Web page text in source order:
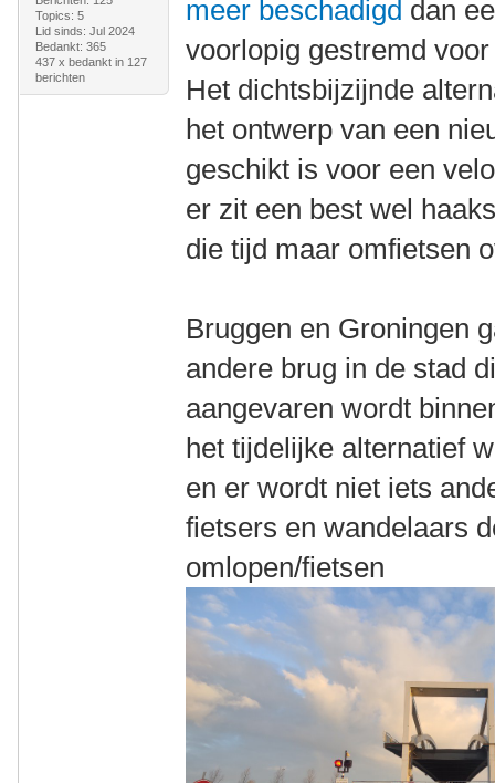
Topics: 5
Lid sinds: Jul 2024
Bedankt: 365
437 x bedankt in 127
berichten
meer beschadigd dan
voorlopig gestremd
Het dichtsbijzijnde
het ontwerp van een
geschikt is voor een
er zit een best wel
die tijd maar omfietsen
Bruggen en Groningen
andere brug in de stad
aangevaren wordt
het tijdelijke alternatief
en er wordt niet iets
fietsers en wandelaars
omlopen/fietsen